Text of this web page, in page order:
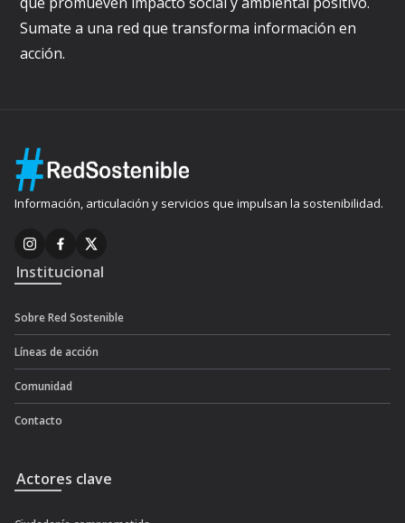
Sumate a una red que transforma información en
acción.
Información, articulación y servicios que impulsan la sostenibilidad.
Institucional
Sobre Red Sostenible
Líneas de acción
Comunidad
Contacto
Actores clave